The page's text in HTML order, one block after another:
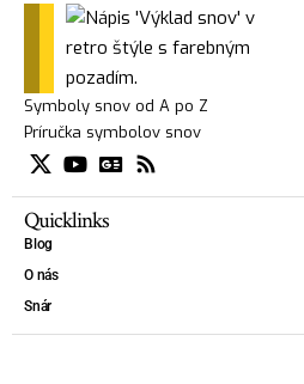
Symboly snov od A po Z
Príručka symbolov snov
Quicklinks
Blog
O nás
Snár